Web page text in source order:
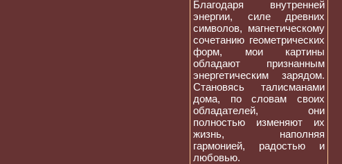
Благодаря внутренней
энергии, силе древних
символов, магнетическому
сочетанию геометрических
форм, мои картины
обладают признанным
энергетическим зарядом.
Становясь талисманами
дома, по словам своих
обладателей, они
полностью изменяют их
жизнь, наполняя
гармонией, радостью и
любовью.